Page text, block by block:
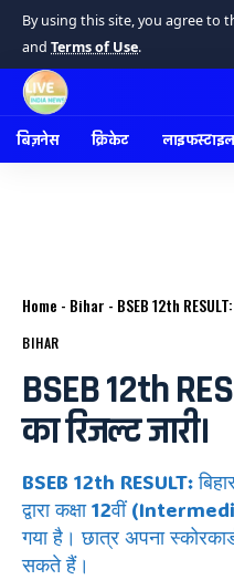
By using this site, you agree to
and Terms of Use.
बिज़नेस क्रिकेट लाइफस्टाइल
Home - Bihar - BSEB 12th
BIHAR
BSEB 12th
का रिजल्ट जारी।
BSEB 12th RESULT: बिहार
द्वारा कक्षा 12वीं
गया है। छात्र अपना
सकते हैं।